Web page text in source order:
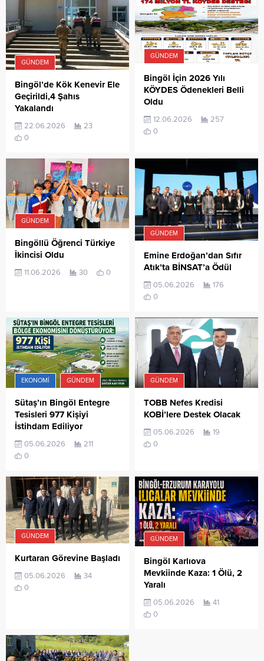
GÜNDEM
Bingöl’de Kök Kenevir Ele
Geçirildi,4 Şahıs
Yakalandı
22.06.2026
23
0
GÜNDEM
Bingöl İçin 2026 Yılı
KÖYDES Ödenekleri Belli
Oldu
12.06.2026
257
0
GÜNDEM
Bingöllü Öğrenci Türkiye
İkincisi Oldu
11.06.2026 30 0
GÜNDEM
Emine Erdoğan’dan Sıfır
Atık’ta BİNSAT’a Ödül
05.06.2026
176
0
EKONOMI GÜNDEM
Sütaş’ın Bingöl Entegre
Tesisleri 977 Kişiyi
İstihdam Ediliyor
05.06.2026
211
0
GÜNDEM
TOBB Nefes Kredisi
KOBİ’lere Destek Olacak
05.06.2026
19
0
GÜNDEM
Kurtaran Görevine Başladı
05.06.2026
34
0
GÜNDEM
Bingöl Karlıova
Mevkiinde Kaza: 1 Ölü, 2
Yaralı
05.06.2026
41
0